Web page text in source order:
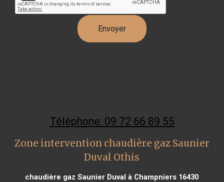
Téléphone: 09 72 66 89 55
Zone intervention chaudière gaz Saunier
Duval Othis
chaudière gaz Saunier Duval à Champniers 16430